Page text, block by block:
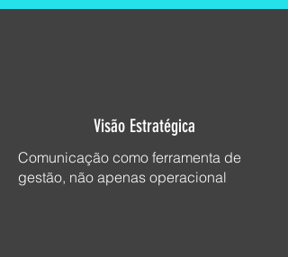
Visão Estratégica
Comunicação como ferramenta de
gestão, não apenas operacional